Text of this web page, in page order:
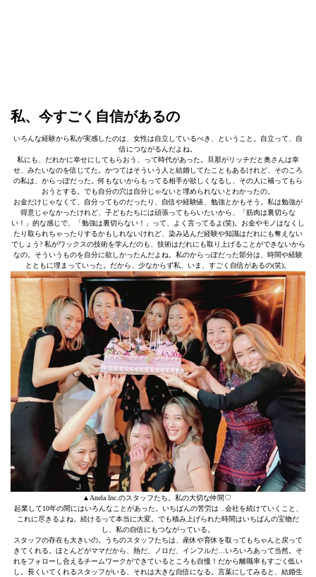
私、今すごく自信があるの
いろんな経験から私が実感したのは、女性は自立しているべき、ということ。自立って、自
信につながるんだよね。
私にも、だれかに幸せにしてもらおう、って時代があった。旦那がリッチだと奥さんは幸
せ、みたいなのを信じてた。かつてはそういう人と結婚してたこともあるけれど、そのころ
の私は、からっぽだった。何もないからもってる相手が欲しくなるし、その人に補ってもら
おうとする。でも自分の穴は自分じゃないと埋められないとわかったの。
お金だけじゃなくて、自分ってものだったり、自信や経験値、勉強とかもそう。私は勉強が
得意じゃなかったけれど、子どもたちには頑張ってもらいたいから、「筋肉は裏切らな
い！」的な感じで、「勉強は裏切らない！」って、よく言ってるよ(笑)。お金やモノはなくし
たり取られちゃったりするかもしれないけれど、染み込んだ経験や知識はだれにも奪えない
でしょう? 私がワックスの技術を学んだのも、技術はだれにも取り上げることができないから
なの。そういうものを自分に欲しかったんだよね。私のからっぽだった部分は、時間や経験
とともに埋まっていった。だから、少なからず私、いま、すごく自信があるの(笑)。
▲Anela Inc.のスタッフたち。私の大切な仲間♡
起業して10年の間にはいろんなことがあった。いちばんの苦労は ..会社を続けていくこと、
これに尽きるよね。続けるって本当に大変。でも積み上げられた時間はいちばんの宝物だ
し、私の自信にもつながっている。
スタッフの存在も大きいの。うちのスタッフたちは、産休や育休を取ってもちゃんと戻って
きてくれる。ほとんどがママだから、熱だ、ノロだ、インフルだ…いろいろあって当然。そ
れをフォローし合えるチームワークができているところも自慢！だから離職率もすごく低い
し。長くいてくれるスタッフがいる、それは大きな自信になる。言葉にしてみると、結婚生